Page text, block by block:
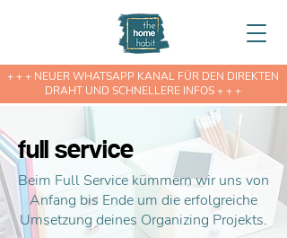
+ + + NEUER WHATSAPP KANAL FÜR DEN DIREKTEN
DRAHT UND SCHNELLERE INFOS + + +
full service
Beim Full Service kümmern wir uns von
Anfang bis Ende um die erfolgreiche
Umsetzung deines Organizing Projekts.